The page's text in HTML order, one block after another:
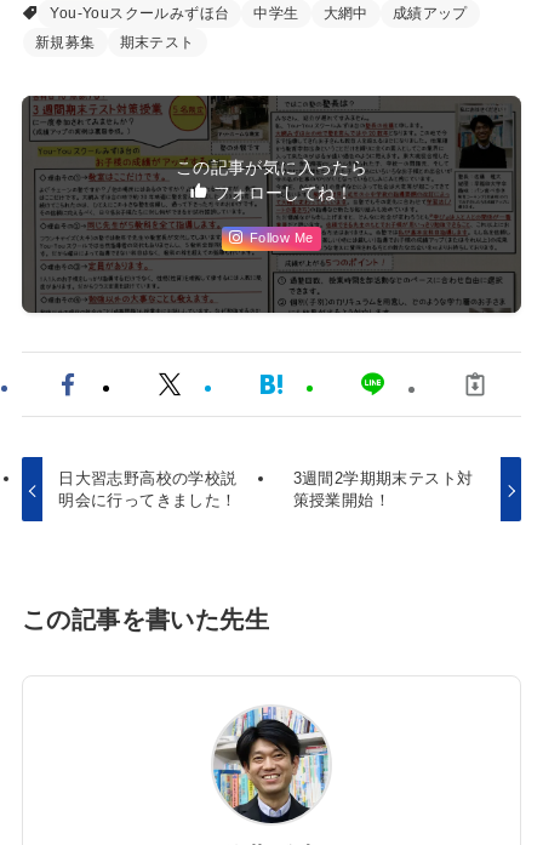
You-Youスクールみずほ台
中学生 大網中
成績アップ
新規募集
期末テスト
この記事が気に入ったら
フォローしてね！
Follow Me
日大習志野高校の学校説
明会に行ってきました！
3週間2学期期末テスト対
策授業開始！
この記事を書いた先生